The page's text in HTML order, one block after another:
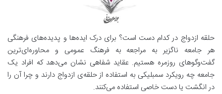
حلقه ازدواج در کدام دست است؟ برای درک ایده‌ها و پدیده‌های فرهنگی
هر جامعه ناگزیر به مراجعه به فرهنگ عمومی و محاوره‌ای‌ترین
گفت‌وگوهای روزمره هستیم. عقاید شفاهی نشان می‌دهد که افراد یک
جامعه چه رویکرد سمبلیکی به استفاده از حلقه‌ی ازدواج دارند و چرا آن را
در انگشت یا دست خاصی استفاده می‌کنند.